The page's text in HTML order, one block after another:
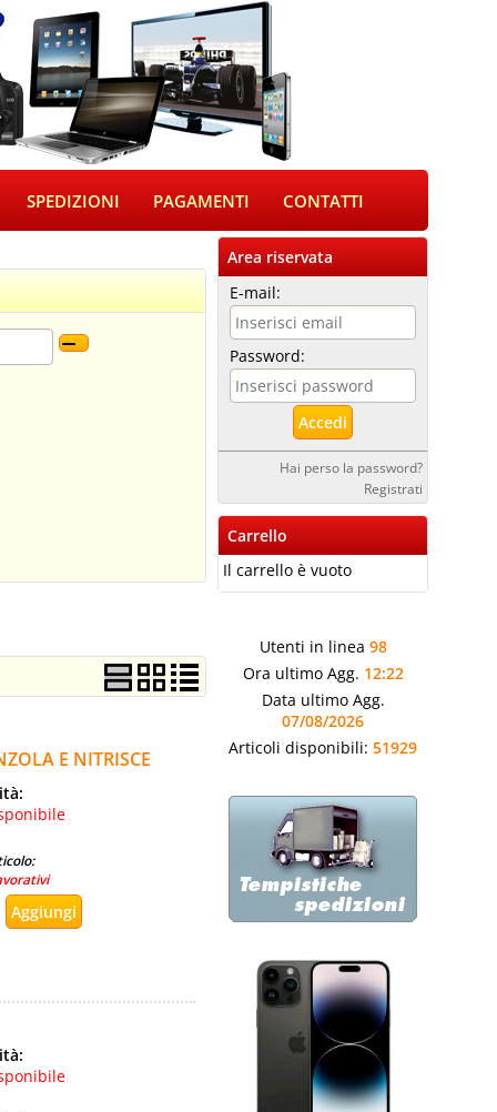
SPEDIZIONI PAGAMENTI CONTATTI
E NITRISCE
Area riservata
E-mail:
Password:
Hai perso la password?
Registrati
Carrello
Il carrello è vuoto
Utenti in linea 98
Ora ultimo Agg. 12:22
Data ultimo Agg.
07/08/2026
Articoli disponibili: 51929